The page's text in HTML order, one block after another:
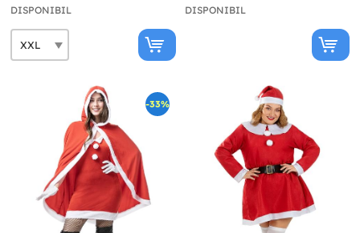
DISPONIBIL DISPONIBIL
-33%